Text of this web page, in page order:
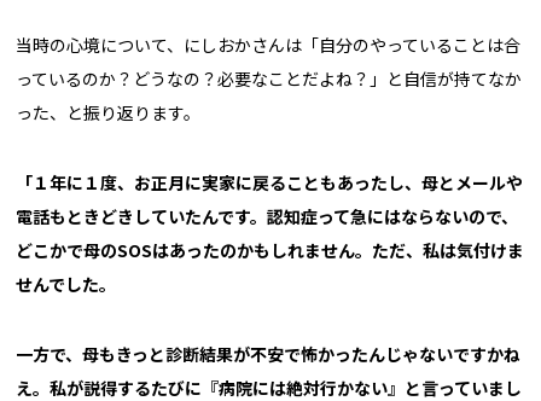
当時の心境について、にしおかさんは「自分のやっていることは合
っているのか？どうなの？必要なことだよね？」と自信が持てなか
った、と振り返ります。
「１年に１度、お正月に実家に戻ることもあったし、母とメールや
電話もときどきしていたんです。認知症って急にはならないので、
どこかで母のSOSはあったのかもしれません。ただ、私は気付けま
せんでした。
一方で、母もきっと診断結果が不安で怖かったんじゃないですかね
え。私が説得するたびに『病院には絶対行かない』と言っていまし